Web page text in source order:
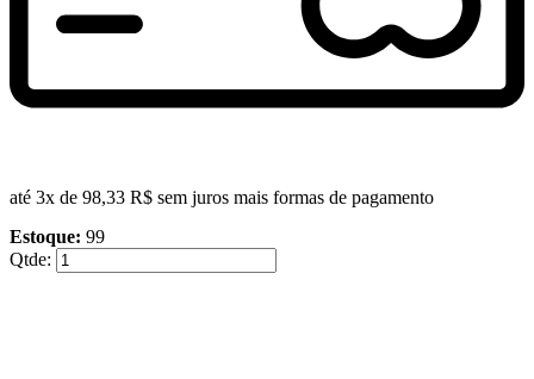
até 3x de 98,33 R$ sem juros mais formas de pagamento
Estoque: 99
Qtde: